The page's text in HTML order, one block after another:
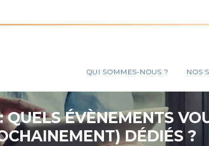
Principal
QUI SOMMES-NOUS ? NOS
QUELS ÉVÈNEMENTS
DÉDIÉS ?